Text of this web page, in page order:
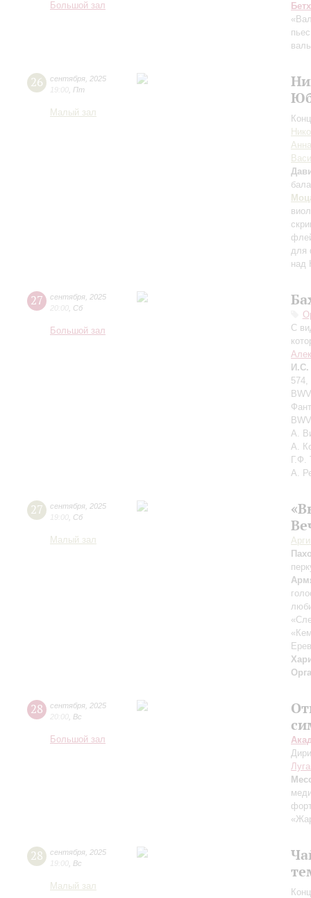
Большой зал
26 сентября 2025
19:00 Пт
Малый зал
для
над
27 сентября 2025
20:00 Сб
Большой зал
С
И.С.
А.
А.
Г.Ф.
А.
27 сентября 2025
19:00 Сб
Малый зал
28 сентября 2025
20:00 Вс
Большой зал
28 сентября 2025
19:00 Вс
Малый зал